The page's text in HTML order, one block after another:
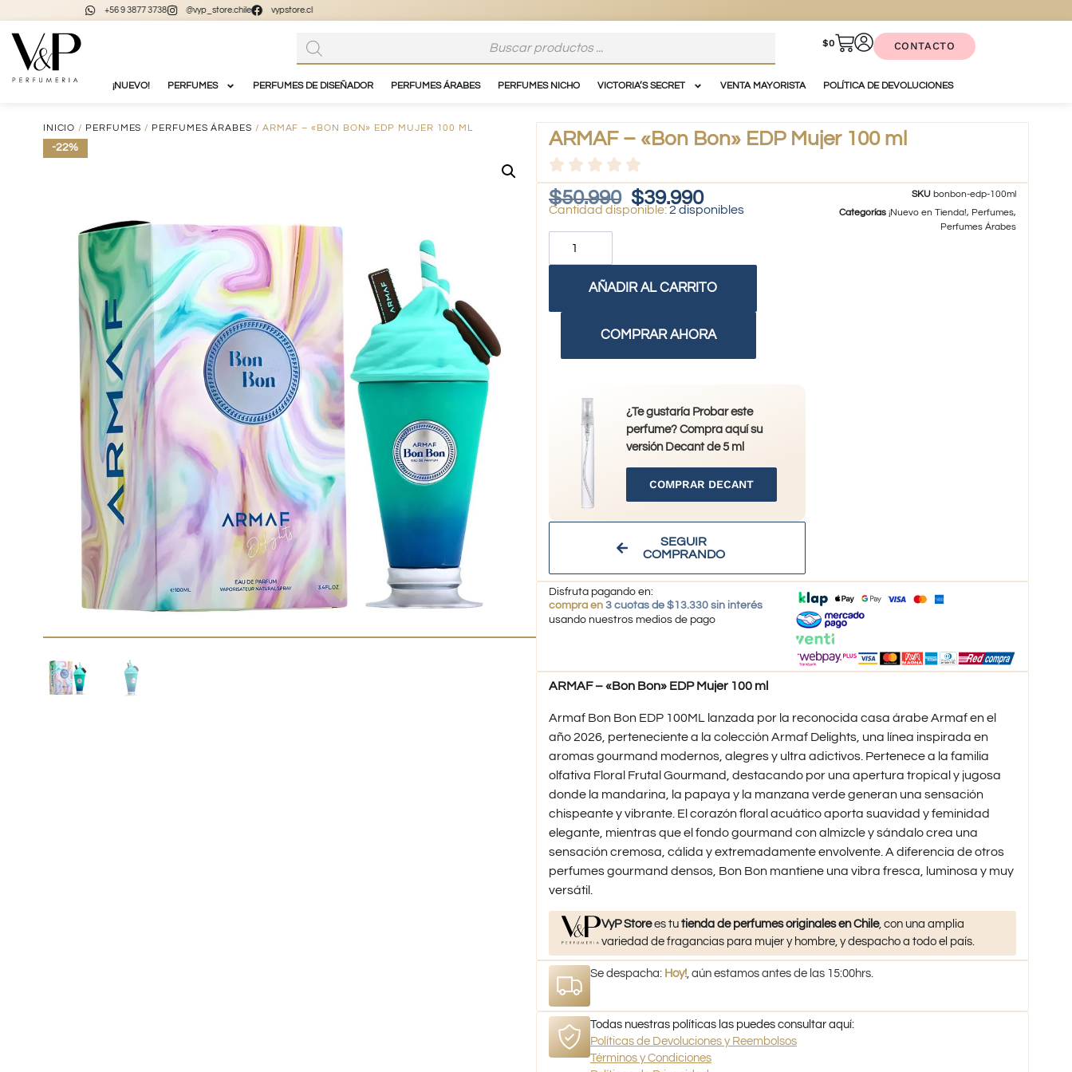
+56 9 3877 3738 @vyp_store.chile vypstore.cl
$0 CONTACTO
¡NUEVO! PERFUMES PERFUMES DE DISEÑADOR PERFUMES ÁRABES PERFUMES NICHO VICTORIA’S SECRET VENTA MAYORISTA POLÍTICA DE DEVOLUCIONES
INICIO / PERFUMES / PERFUMES ÁRABES / ARMAF – «BON BON» EDP MUJER 100 ML
-22% ARMAF – «Bon Bon» EDP Mujer 100 ml
$50.990 $39.990
2 disponibles
AÑADIR AL CARRITO
COMPRAR AHORA
¿Te gustaría Probar este
perfume? Compra aquí su
versión Decant de 5 ml
COMPRAR DECANT
SEGUIR
COMPRANDO
SKU bonbon-edp-100ml
Categorías ¡Nuevo en Tienda!, Perfumes,
Perfumes Árabes
Disfruta pagando en:
compra en 3 cuotas de $13.330 sin interés
usando nuestros medios de pago
ARMAF – «Bon Bon» EDP Mujer 100 ml
Armaf Bon Bon EDP 100ML lanzada por la reconocida casa árabe Armaf en el
año 2026, perteneciente a la colección Armaf Delights, una línea inspirada en
aromas gourmand modernos, alegres y ultra adictivos. Pertenece a la familia
olfativa Floral Frutal Gourmand, destacando por una apertura tropical y jugosa
donde la mandarina, la papaya y la manzana verde generan una sensación
chispeante y vibrante. El corazón floral acuático aporta suavidad y feminidad
elegante, mientras que el fondo gourmand con almizcle y sándalo crea una
sensación cremosa, cálida y extremadamente envolvente. A diferencia de otros
perfumes gourmand densos, Bon Bon mantiene una vibra fresca, luminosa y muy
versátil.
VyP Storees tutienda de perfumes originales en Chile, con una amplia
variedad de fragancias para mujer y hombre, y despacho a todo el país.
Se despacha: Hoy!, aún estamos antes de las 15:00hrs.
Todas nuestras políticas las puedes consultar aquí:
Políticas de Devoluciones y Reembolsos
Términos y Condiciones